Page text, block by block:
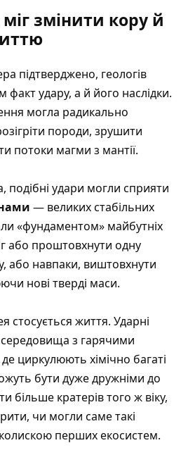
змінити кору й
підтверджено, геологів
факт удару, а й його наслідки.
могла радикально
породи, зрушити
потоки магми з мантії.
подібні удари могли сприяти
— великих стабільних
«фундаментом» майбутніх
або проштовхнути одну
або навпаки, виштовхнути
нові тверді маси.
стосується життя. Ударні
з гарячими
циркулюють хімічно багаті
бути дуже дружніми до
більше кратерів того ж віку,
чи могли саме такі
перших екосистем.